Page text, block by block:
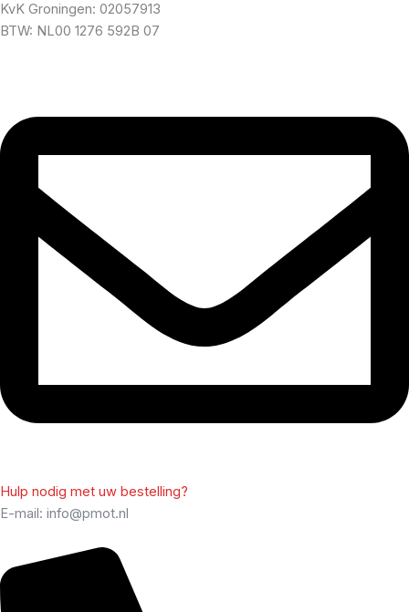
KvK Groningen: 02057913
BTW: NL00 1276 592B 07
Hulp nodig met uw bestelling?
E-mail: info@pmot.nl